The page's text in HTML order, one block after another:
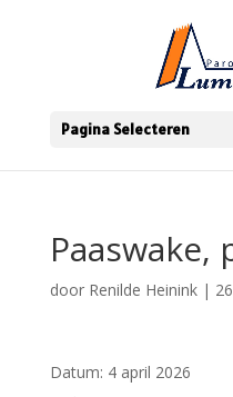
Pagina Selecteren
Paaswake,
door Renilde Heinink|
Datum: 4 april 2026